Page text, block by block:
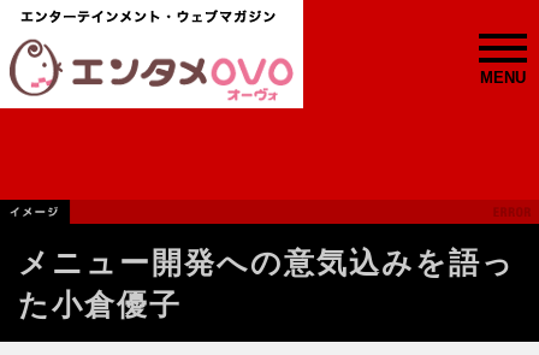
MENU
メニュー開発への意気込みを語っ
た小倉優子